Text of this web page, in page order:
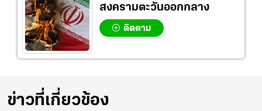
สงครามตะวันออกกลาง
ติดตาม
ข่าวที่เกี่ยวข้อง